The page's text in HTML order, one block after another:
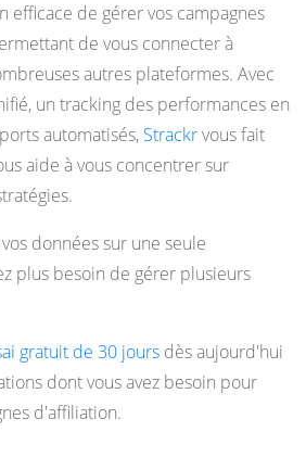
efficace de gérer vos campagnes
de vous connecter à
autres plateformes. Avec
un tracking des performances en
automatisés, Strackrvous fait
aide à vous concentrer sur
données sur une seule
plus besoin de gérer plusieurs
gratuit de 30 jours dès aujourd'hui
dont vous avez besoin pour
d'affiliation.